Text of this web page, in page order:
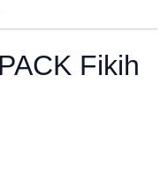
Fikih